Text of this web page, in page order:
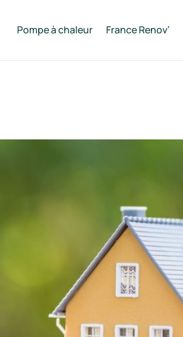
Pompe à chaleur France Renov’